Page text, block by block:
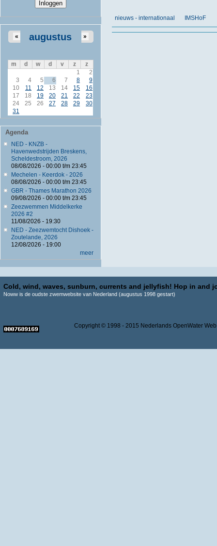
augustus
« »
m d w d v z
z
1
2
3
4 5 6 7 8
9
10
11 12 13 14 15
16
17
18 19 20 21 22
23
24
25 26 27 28 29
30
31
Agenda
NED - KNZB -
Havenwedstrijden Breskens,
Scheldestroom, 2026
08/08/2026 - 00:00t/m 23:45
Mechelen - Keerdok - 2026
08/08/2026 - 00:00t/m 23:45
GBR - Thames Marathon 2026
09/08/2026 - 00:00t/m 23:45
Zeezwemmen Middelkerke
2026 #2
11/08/2026 - 19:30
NED - Zeezwemtocht Dishoek -
Zoutelande, 2026
12/08/2026 - 19:00
meer
nieuws - internationaal IMSHoF
Cold, wind, waves, sunburn, currents and jellyfish! Hop in and
Noww is de oudste zwemwebsite van Nederland (augustus 1998 gestart)
Copyright © 1998 - 2015 Nederlands OpenWater